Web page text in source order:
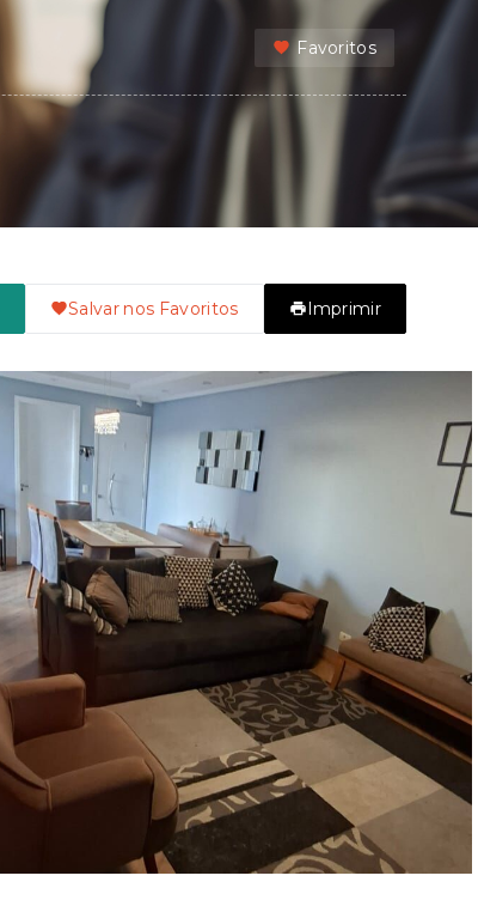
Favoritos
Salvar nos Favoritos Imprimir